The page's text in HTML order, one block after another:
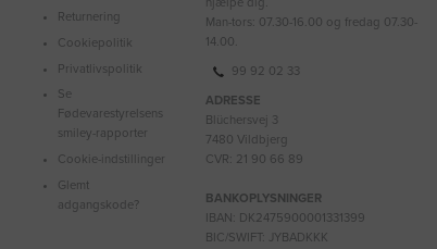
Returnering
Cookiepolitik
Privatlivspolitik
Se
Fødevarestyrelsens
smiley-rapporter
Cookie-indstillinger
Glemt
adgangskode?
Man-tors: 07.30-16.00 og fredag 07.30-
14.00.
99 92 02 33
ADRESSE
Blüchersvej 3
7480 Vildbjerg
CVR: 21 90 66 89
BANKOPLYSNINGER
IBAN: DK2475900001331399
BIC/SWIFT: JYBADKKK